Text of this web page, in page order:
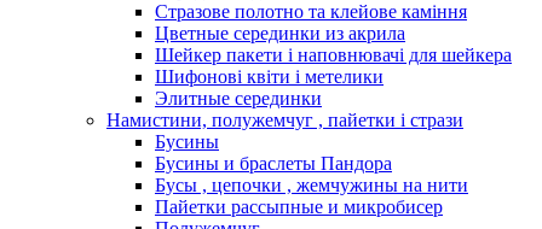
Стразове полотно та клейове каміння
Цветные серединки из акрила
Шейкер пакети і наповнювачі для шейкера
Шифонові квіти і метелики
Элитные серединки
Намистини, полужемчуг , пайетки і стрази
Бусины
Бусины и браслеты Пандора
Бусы , цепочки , жемчужины на нити
Пайетки рассыпные и микробисер